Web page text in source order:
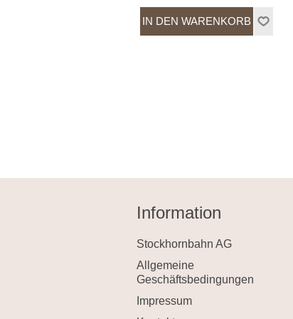
Information
Stockhornbahn AG
Allgemeine
Geschäftsbedingungen
Impressum